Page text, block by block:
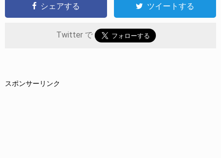
シェアする ツイートする
Twitter で
スポンサーリンク